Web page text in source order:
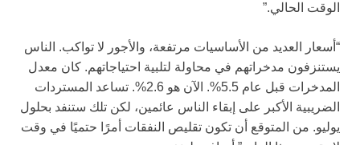
الوقت الحالي.”
“أسعار العديد من الأساسيات مرتفعة، والأجور لا تواكب. الناس
يستنزفون مدخراتهم في محاولة لتلبية احتياجاتهم. كان معدل
المدخرات قبل عام 5.5%. الآن هو 2.6%. تساعد المستردات
الضريبية الأكبر على إبقاء الناس عائمين، لكن تلك ستنفد بحلول
يوليو. من المتوقع أن تكون تقليص النفقات أمرًا حتميًا في وقت